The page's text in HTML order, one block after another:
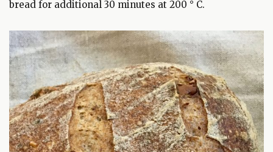
bread for additional 30 minutes at 200 ° C.